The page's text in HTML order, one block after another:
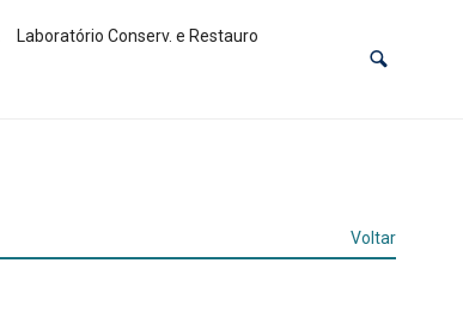
Laboratório Conserv. e Restauro
Voltar